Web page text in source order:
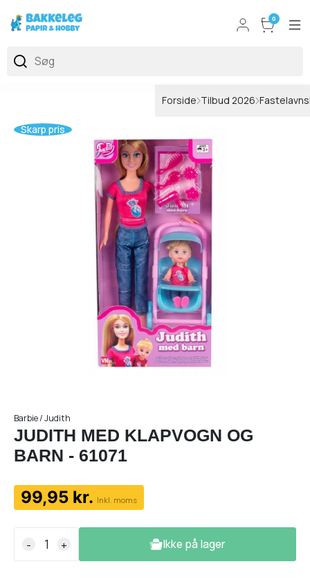
0
Forside Tilbud 2026
Skarp pris
Barbie / Judith
JUDITH MED KLAPVOGN OG
BARN - 61071
99,95 kr. Inkl. moms
- + Ikke på lager